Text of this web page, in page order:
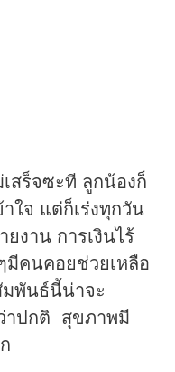
สร็จซะที ลูกน้องก็
ใจ แต่ก็เร่งทุกวัน
งาน การเงินไร้
คนคอยช่วยเหลือ
พันธ์นี้น่าจะ
าปกติ สุขภาพมี